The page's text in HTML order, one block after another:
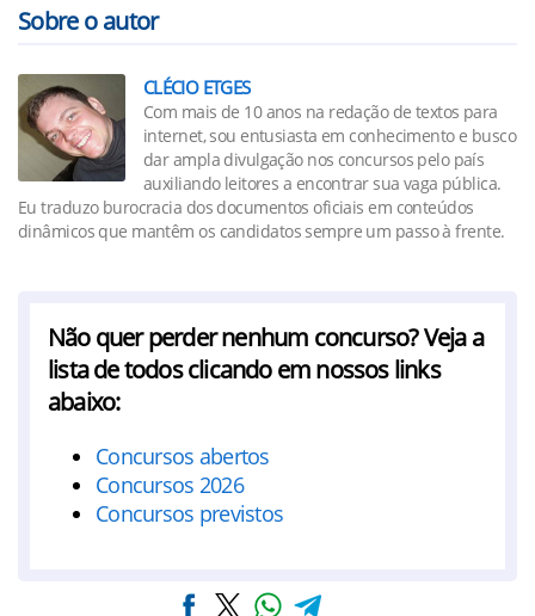
Sobre o autor
CLÉCIO ETGES
Com mais de 10 anos na redação de textos para
internet, sou entusiasta em conhecimento e busco
dar ampla divulgação nos concursos pelo país
auxiliando leitores a encontrar sua vaga pública.
Eu traduzo burocracia dos documentos oficiais em conteúdos
dinâmicos que mantêm os candidatos sempre um passo à frente.
Não quer perder nenhum concurso? Veja a
lista de todos clicando em nossos links
abaixo:
Concursos abertos
Concursos 2026
Concursos previstos